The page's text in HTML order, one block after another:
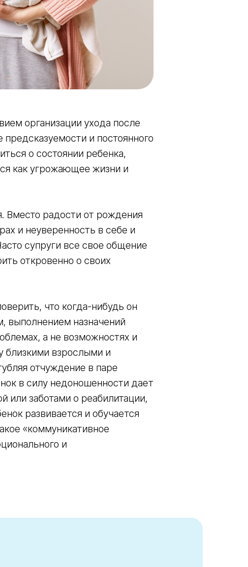
организации ухода после
и постоянного
о состоянии ребенка,
как угрожающее жизни и
Вместо радости от рождения
и неуверенность в себе и
супруги все свое общение
откровенно о своих
что когда-нибудь он
выполнением назначений
а не возможностях и
близкими взрослыми и
отчуждение в паре
в силу недоношенности дает
или заботами о реабилитации,
развивается и обучается
«коммуникативное
и